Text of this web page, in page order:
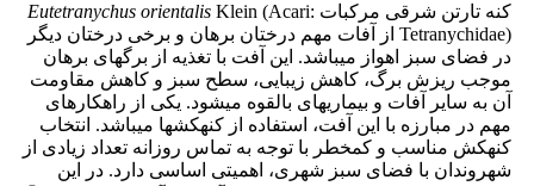
کنه تارتن شرقی مرکبات
Eutetranychus orientalis Klein (Acari:
Tetranychidae) از آفات مهم درختان برهان و برخی درختان دیگر
در فضای سبز اهواز می­باشد. این آفت با تغذیه از برگ­های برهان
موجب ریزش برگ، کاهش زیبایی، سطح سبز و کاهش مقاومت
آن به سایر آفات و بیماری­های بالقوه می­شود. یکی از راهکارهای
مهم در مبارزه با این آفت، استفاده از کنه­کش­ها می­باشد. انتخاب
کنه­کش مناسب و کم­خطر با توجه ‌به تماس روزانه تعداد زیادی از
شهروندان با فضای سبز شهری، اهمیتی اساسی دارد. در این